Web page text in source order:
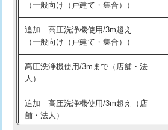
（一般向け（戸建て・集合））
追加 高圧洗浄機使用/3m超え
（一般向け（戸建て・集合））
高圧洗浄機使用/3mまで（店舗・法
人）
追加 高圧洗浄機使用/3m超え（店
舗・法人）